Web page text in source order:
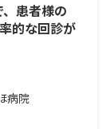
患者様の
的な回診が
病院